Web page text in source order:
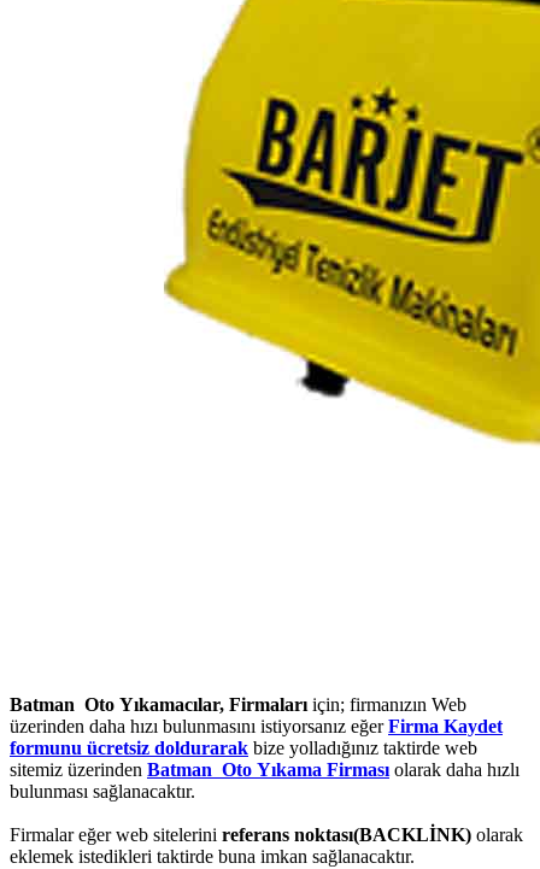
Batman Oto Yıkamacılar, Firmalarıiçin; firmanızın Web
üzerinden daha hızı bulunmasını istiyorsanız eğerFirma Kaydet
formunu ücretsiz doldurarak bize yolladığınız taktirde web
sitemiz üzerinden Batman Oto Yıkama Firmasıolarak daha hızlı
bulunması sağlanacaktır.
Firmalar eğer web sitelerini referans noktası(BACKLİNK) olarak
eklemek istedikleri taktirde buna imkan sağlanacaktır.